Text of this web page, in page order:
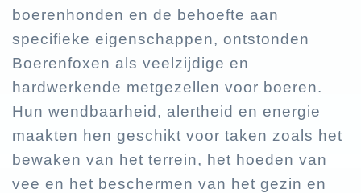
boerenhonden en de behoefte aan
specifieke eigenschappen, ontstonden
Boerenfoxen als veelzijdige en
hardwerkende metgezellen voor boeren.
Hun wendbaarheid, alertheid en energie
maakten hen geschikt voor taken zoals het
bewaken van het terrein, het hoeden van
vee en het beschermen van het gezin en